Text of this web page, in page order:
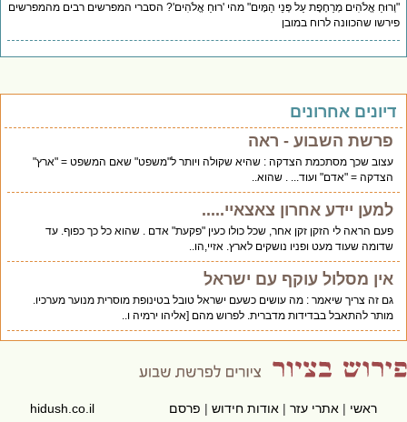
אֱלֹהִים מְרַחֶפֶת עַל פְּנֵי הַמָּיִם" מהי 'רוּחַ אֱלֹהִים'? הסברי המפרשים רבים מהמפרשים
שהכוונה לרוח במובן
אחרונים
פרשת השבוע - ראה
עצוב שכך מסתכמת הצדקה : שהיא שקולה ויותר ל"משפט" שאם המשפט = "ארץ"
הצדקה = "אדם" ועוד... . שהוא..
למען יידע אחרון צאצאיי.....
פעם הראה לי הזקן זקן אחר, שכל כולו כעין "פקעת" אדם . שהוא כל כך כפוף. עד
שדומה שעוד מעט ופניו נושקים לארץ. אזיי,הו..
אין מסלול עוקף עם ישראל
גם זה צריך שיאמר : מה עושים כשעם ישראל טובל בטינופת מוסרית מנוער מערכיו.
מותר להתאבל בבדידות מדברית. לפרוש מהם [אליהו ירמיה ו..
ראשי|אתרי עזר|אודות חידוש|פרסם
hidush.co.il